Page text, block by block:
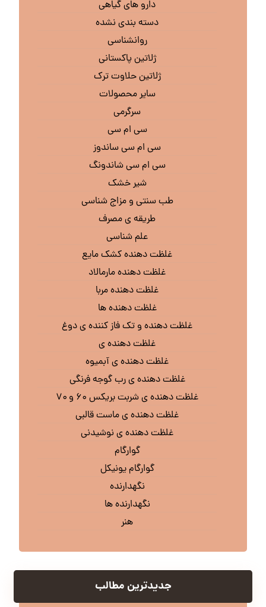
دارو های گیاهی
دسته بندی نشده
روانشناسی
ژلاتین پاکستانی
ژلاتین حلاوت ترک
سایر محصولات
سرگرمی
سی ام سی
سی ام سی ساندوز
سی ام سی شاندونگ
شیر خشک
طب سنتی و مزاج شناسی
طریقه ی مصرف
علم شناسی
غلظت دهنده کشک مایع
غلظت دهنده مارمالاد
غلظت دهنده مربا
غلظت دهنده ها
غلظت دهنده و تک فاز کننده ی دوغ
غلظت دهنده ی
غلظت دهنده ی آبمیوه
غلظت دهنده ی رب گوجه فرنگی
غلظت دهنده ی شربت بریکس ۶۰ و ۷۰
غلظت دهنده ی ماست قالبی
غلظت دهنده ی نوشیدنی
گوارگام
گوارگام یونیکل
نگهدارنده
نگهدارنده ها
هنر
جدیدترین مطالب